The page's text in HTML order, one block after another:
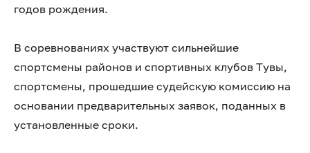
годов рождения.
В соревнованиях участвуют сильнейшие
спортсмены районов и спортивных клубов Тувы,
спортсмены, прошедшие судейскую комиссию на
основании предварительных заявок, поданных в
установленные сроки.